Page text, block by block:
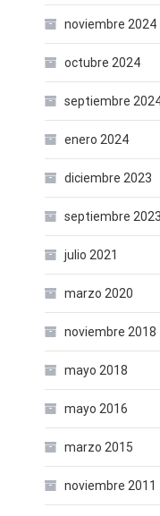
noviembre 2024
octubre 2024
septiembre
enero 2024
diciembre 2023
septiembre 2023
julio 2021
marzo 2020
noviembre 2018
mayo 2018
mayo 2016
marzo 2015
noviembre 2011